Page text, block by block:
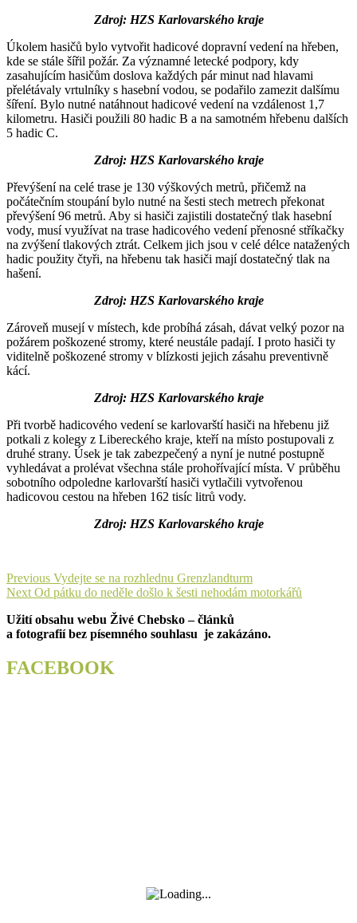
Zdroj: HZS Karlovarského kraje
Úkolem hasičů bylo vytvořit hadicové dopravní vedení na hřeben,
kde se stále šířil požár. Za významné letecké podpory, kdy
zasahujícím hasičům doslova každých pár minut nad hlavami
přelétávaly vrtulníky s hasební vodou, se podařilo zamezit dalšímu
šíření. Bylo nutné natáhnout hadicové vedení na vzdálenost 1,7
kilometru. Hasiči použili 80 hadic B a na samotném hřebenu dalších
5 hadic C.
Zdroj: HZS Karlovarského kraje
Převýšení na celé trase je 130 výškových metrů, přičemž na
počátečním stoupání bylo nutné na šesti stech metrech překonat
převýšení 96 metrů. Aby si hasiči zajistili dostatečný tlak hasební
vody, musí využívat na trase hadicového vedení přenosné stříkačky
na zvýšení tlakových ztrát. Celkem jich jsou v celé délce natažených
hadic použity čtyři, na hřebenu tak hasiči mají dostatečný tlak na
hašení.
Zdroj: HZS Karlovarského kraje
Zároveň musejí v místech, kde probíhá zásah, dávat velký pozor na
požárem poškozené stromy, které neustále padají. I proto hasiči ty
viditelně poškozené stromy v blízkosti jejich zásahu preventivně
kácí.
Zdroj: HZS Karlovarského kraje
Při tvorbě hadicového vedení se karlovarští hasiči na hřebenu již
potkali z kolegy z Libereckého kraje, kteří na místo postupovali z
druhé strany. Úsek je tak zabezpečený a nyní je nutné postupně
vyhledávat a prolévat všechna stále prohořívající místa. V průběhu
sobotního odpoledne karlovarští hasiči vytlačili vytvořenou
hadicovou cestou na hřeben 162 tisíc litrů vody.
Zdroj: HZS Karlovarského kraje
Navigace
pro
příspěvek
Previous Previous
post:
Vydejte se na rozhlednu Grenzlandturm
Next Next
Od pátku do neděle došlo k šesti nehodám motorkářů
Užití obsahu webu Živé Chebsko – článků
a fotografií bez písemného souhlasu je zakázáno.
FACEBOOK